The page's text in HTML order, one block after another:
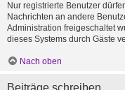
Nur registrierte Benutzer
Nachrichten an andere
Administration freigeschaltet
dieses Systems durch Gäste
Nach oben
Beiträge schreiben